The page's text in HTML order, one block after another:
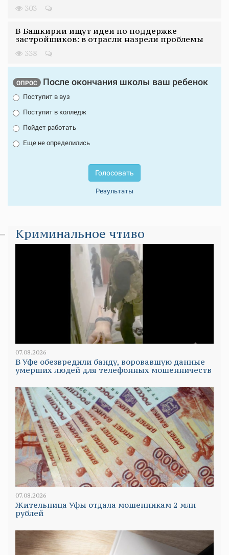
303
В Башкирии ищут идеи по поддержке
застройщиков: в отрасли назрели проблемы
338
ОПРОС После окончания школы ваш ребенок
Поступит в вуз
Поступит в колледж
Пойдет работать
Еще не определились
Голосовать
Результаты
Криминальное чтиво
07.08.2026
В Уфе обезвредили банду, воровавшую данные
умерших людей для телефонных мошенничеств
07.08.2026
Жительница Уфы отдала мошенникам 2 млн
рублей